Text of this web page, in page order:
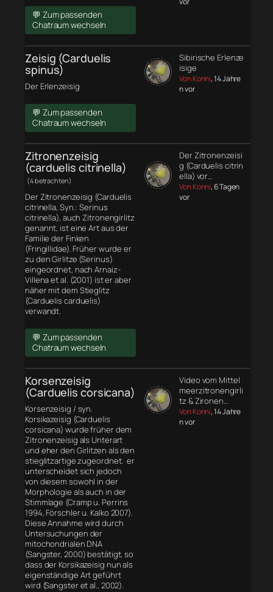
💬 Zum passenden
Chatraum wechseln
Zeisig (Carduelis
spinus)
Der Erlenzeisig
💬 Zum passenden
Chatraum wechseln
Sibirische Erlenze
isige
Von Konni, 14 Jahre
n vor
Zitronenzeisig
(carduelis citrinella)
(4 betrachten)
Der Zitronenzeisig (Carduelis
citrinella, Syn.: Serinus
citrinella), auch Zitronengirlitz
genannt, ist eine Art aus der
Familie der Finken
(Fringillidae). Früher wurde er
zu den Girlitze (Serinus)
eingeordnet, nach Arnaiz-
Villena et al. (2001) ist er aber
näher mit dem Stieglitz
(Carduelis carduelis)
verwandt.
💬 Zum passenden
Chatraum wechseln
Der Zitronenzeisi
g (Carduelis citrin
ella) vor…
Von Konni, 6 Tagen
vor
Korsenzeisig
(Carduelis corsicana)
Korsenzeisig / syn.
Korsikazeisig (Carduelis
corsicana) wurde früher dem
Zitronenzeisig als Unterart
und eher den Girlitzen als den
stieglitzartige zugeordnet. er
unterscheidet sich jedoch
von diesem sowohl in der
Morphologie als auch in der
Stimmlage (Cramp u. Perrins
1994, Förschler u. Kalko 2007).
Diese Annahme wird durch
Untersuchungen der
mitochondrialen DNA
(Sangster, 2000) bestätigt, so
dass der Korsikazeisig nun als
eigenständige Art geführt
wird (Sangster et al., 2002).
Video vom Mittel
meerzitronengirli
tz & Zironen…
Von Konni, 14 Jahre
n vor